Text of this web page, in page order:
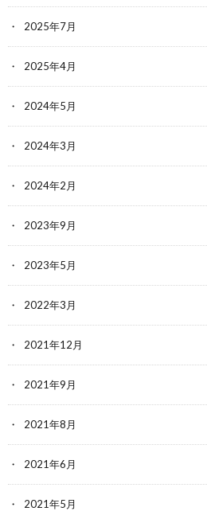
2025年7月
2025年4月
2024年5月
2024年3月
2024年2月
2023年9月
2023年5月
2022年3月
2021年12月
2021年9月
2021年8月
2021年6月
2021年5月